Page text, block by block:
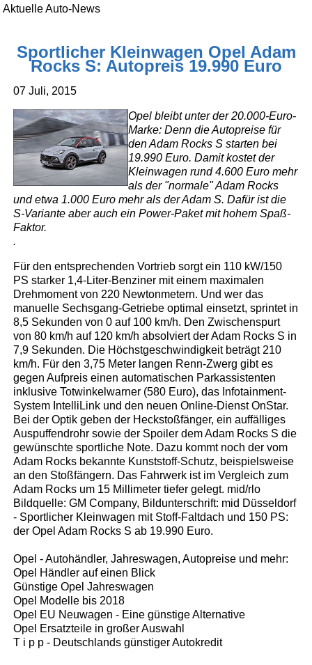
Aktuelle Auto-News
Sportlicher Kleinwagen Opel Adam
Rocks S: Autopreis 19.990 Euro
07 Juli, 2015
Opel bleibt unter der 20.000-Euro-
Marke: Denn die Autopreise für
den Adam Rocks S starten bei
19.990 Euro. Damit kostet der
Kleinwagen rund 4.600 Euro mehr
als der "normale" Adam Rocks
und etwa 1.000 Euro mehr als der Adam S. Dafür ist die
S-Variante aber auch ein Power-Paket mit hohem Spaß-
Faktor.
.
Für den entsprechenden Vortrieb sorgt ein 110 kW/150
PS starker 1,4-Liter-Benziner mit einem maximalen
Drehmoment von 220 Newtonmetern. Und wer das
manuelle Sechsgang-Getriebe optimal einsetzt, sprintet in
8,5 Sekunden von 0 auf 100 km/h. Den Zwischenspurt
von 80 km/h auf 120 km/h absolviert der Adam Rocks S in
7,9 Sekunden. Die Höchstgeschwindigkeit beträgt 210
km/h. Für den 3,75 Meter langen Renn-Zwerg gibt es
gegen Aufpreis einen automatischen Parkassistenten
inklusive Totwinkelwarner (580 Euro), das Infotainment-
System IntelliLink und den neuen Online-Dienst OnStar.
Bei der Optik geben der Heckstoßfänger, ein auffälliges
Auspuffendrohr sowie der Spoiler dem Adam Rocks S die
gewünschte sportliche Note. Dazu kommt noch der vom
Adam Rocks bekannte Kunststoff-Schutz, beispielsweise
an den Stoßfängern. Das Fahrwerk ist im Vergleich zum
Adam Rocks um 15 Millimeter tiefer gelegt. mid/rlo
Bildquelle: GM Company, Bildunterschrift: mid Düsseldorf
- Sportlicher Kleinwagen mit Stoff-Faltdach und 150 PS:
der Opel Adam Rocks S ab 19.990 Euro.
Opel - Autohändler, Jahreswagen, Autopreise und mehr:
Opel Händler auf einen Blick
Günstige Opel Jahreswagen
Opel Modelle bis 2018
Opel EU Neuwagen - Eine günstige Alternative
Opel Ersatzteile in großer Auswahl
T i p p - Deutschlands günstiger Autokredit